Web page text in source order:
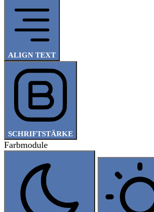
ALIGN TEXT
SCHRIFTSTÄRKE
Farbmodule